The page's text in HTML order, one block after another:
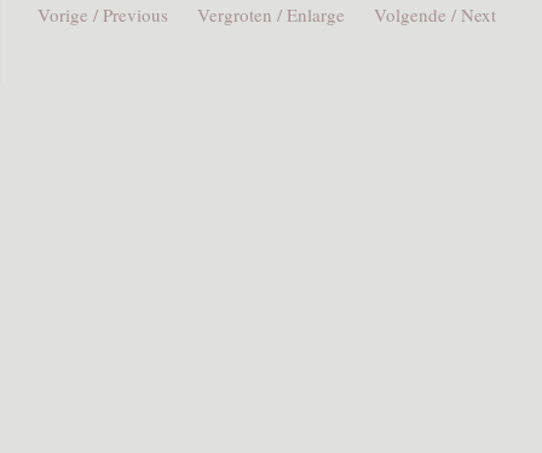
Vorige / Previous
Vergroten / Enlarge Volgende / Next